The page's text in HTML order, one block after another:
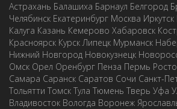
Астрахань Балашиха Барнаул Белгород
Челябинск Екатеринбург Москва Иркутск
Калуга Казань Кемерово Хабаровск
Красноярск Курск Липецк Мурманск
Нижний Новгород Новокузнецк
Омск Орел Оренбург Пенза Пермь
Самара Саранск Саратов Сочи Санкт-
Тольятти Томск Тула Тюмень Тверь Уфа
Владивосток Вологда Воронеж